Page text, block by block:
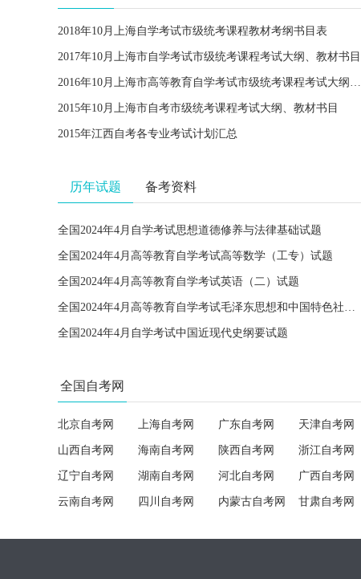
2018年10月上海自学考试市级统考课程教材考纲书目表
2017年10月上海市自学考试市级统考课程考试大纲、教材书目
2016年10月上海市高等教育自学考试市级统考课程考试大纲、教材书目
2015年10月上海市自考市级统考课程考试大纲、教材书目
2015年江西自考各专业考试计划汇总
历年试题 备考资料
全国2024年4月自学考试思想道德修养与法律基础试题
全国2024年4月高等教育自学考试高等数学（工专）试题
全国2024年4月高等教育自学考试英语（二）试题
全国2024年4月高等教育自学考试毛泽东思想和中国特色社会主义理论体系概论试题
全国2024年4月自学考试中国近现代史纲要试题
全国自考网
北京自考网 上海自考网 广东自考网 天津自考网
山西自考网 海南自考网 陕西自考网 浙江自考网
辽宁自考网 湖南自考网 河北自考网 广西自考网
云南自考网 四川自考网 内蒙古自考网 甘肃自考网